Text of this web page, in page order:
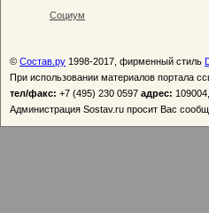
Социум
© Состав.ру 1998-2017, фирменный стиль
При использовании материалов портала
тел/факс: +7 (495) 230 0597 адрес:
Администрация Sostav.ru просит Вас